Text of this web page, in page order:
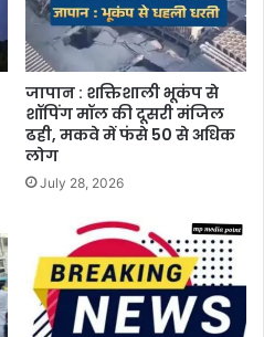
जापान : शक्तिशाली भूकंप से
शॉपिंग मॉल की दूसरी मंजिल
ढही, मकवे में फंसे 50 से अधिक
लोग
July 28, 2026